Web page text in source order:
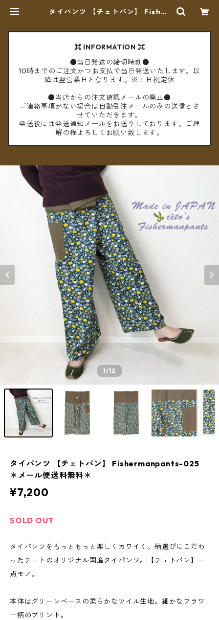
タイパンツ 【チェトパン】 Fisher
⌘ INFORMATION ⌘
●当日発送の締切時刻●
10時までのご注文かつお支払で当日発送いたします。以
降は翌営業日となります。※土日祝定休
●当店からの注文確認メールの廃止●
ご連絡事項がない場合は自動受注メールのみの送信とさ
せていただきます。
発送後には発送通知メールをお送りしております。ご理
解の程よろしくお願い致します。
1/12
タイパンツ 【チェトパン】 Fishermanpants-025
＊メール便送料無料＊
¥7,200
SOLD OUT
タイパンツをもっともっと楽しくカワイく。柄選びにこだわ
ったチェトのオリジナル国産タイパンツ。【チェトパン】一
点モノ。
本体はグリーンベースの柔らかなツイル生地。細かなフラワ
ー柄のプリント。